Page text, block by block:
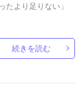
たより足りない」
続きを読む